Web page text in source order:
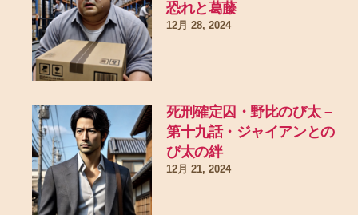
恐れと葛藤
12月 28, 2024
死刑確定囚・野比のび太 –
第十九話・ジャイアンとの
び太の絆
12月 21, 2024